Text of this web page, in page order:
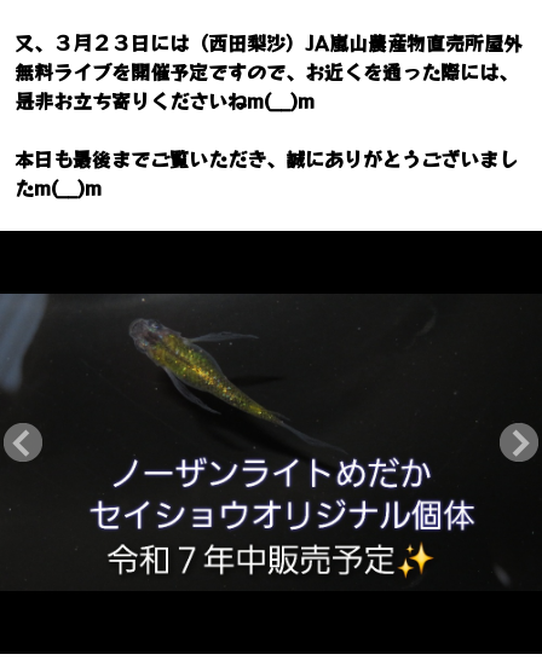
又、３月２３日には（西田梨沙）JA嵐山農産物直売所屋外
無料ライブを開催予定ですので、お近くを通った際には、
是非お立ち寄りくださいねm(__)m
本日も最後までご覧いただき、誠にありがとうございまし
たm(__)m